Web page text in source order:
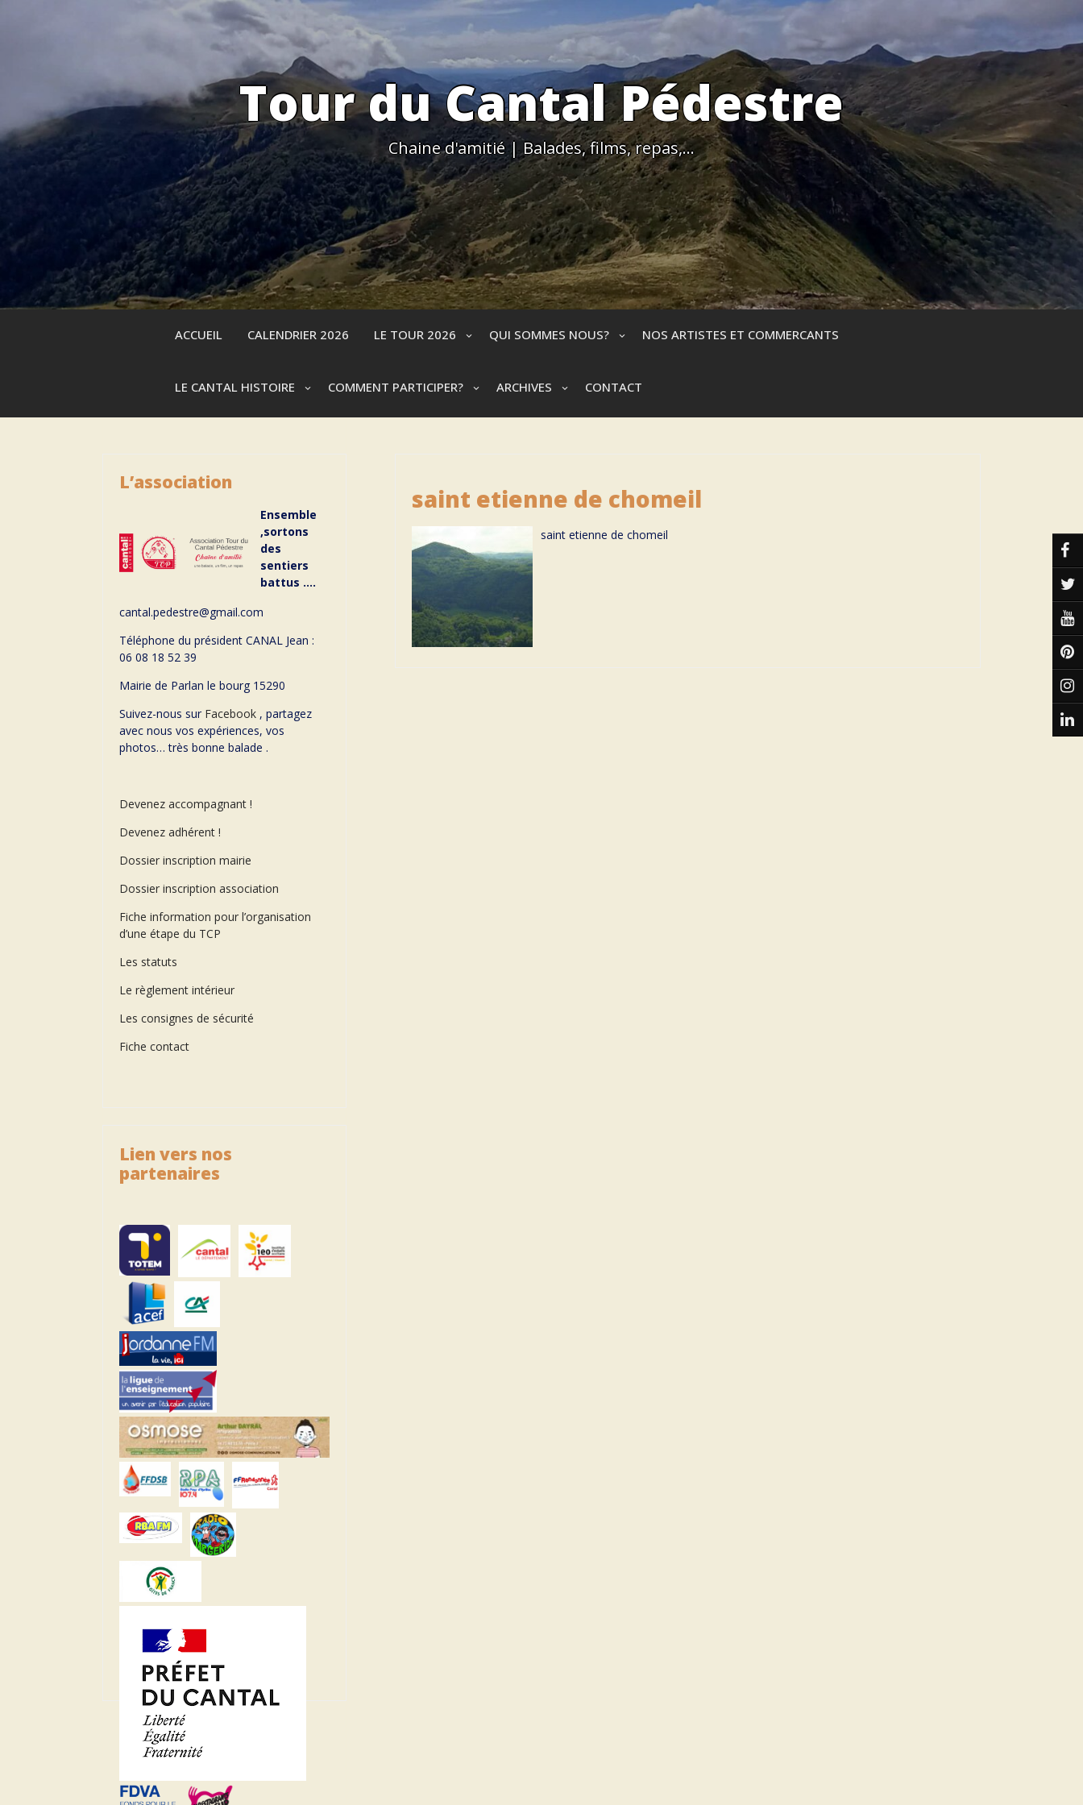
Tour du Cantal Pédestre
Chaine d'amitié | Balades, films, repas,…
ACCUEIL CALENDRIER 2026 LE TOUR 2026 QUI SOMMES NOUS? NOS ARTISTES ET COMMERCANTS
LE CANTAL HISTOIRE COMMENT PARTICIPER? ARCHIVES CONTACT
saint etienne de chomeil
saint etienne de chomeil
L’association
Ensemble
,sortons
des
sentiers
battus ….
cantal.pedestre@gmail.com
Téléphone du président CANAL Jean :
06 08 18 52 39
Mairie de Parlan le bourg 15290
Suivez-nous sur Facebook , partagez
avec nous vos expériences, vos
photos… très bonne balade .
Devenez accompagnant !
Devenez adhérent !
Dossier inscription mairie
Dossier inscription association
Fiche information pour l’organisation
d’une étape du TCP
Les statuts
Le règlement intérieur
Les consignes de sécurité
Fiche contact
Lien vers nos
partenaires